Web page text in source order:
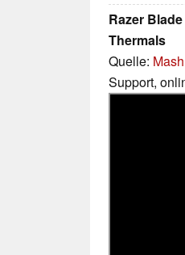
Razer
Thermals
Quelle:
Support,